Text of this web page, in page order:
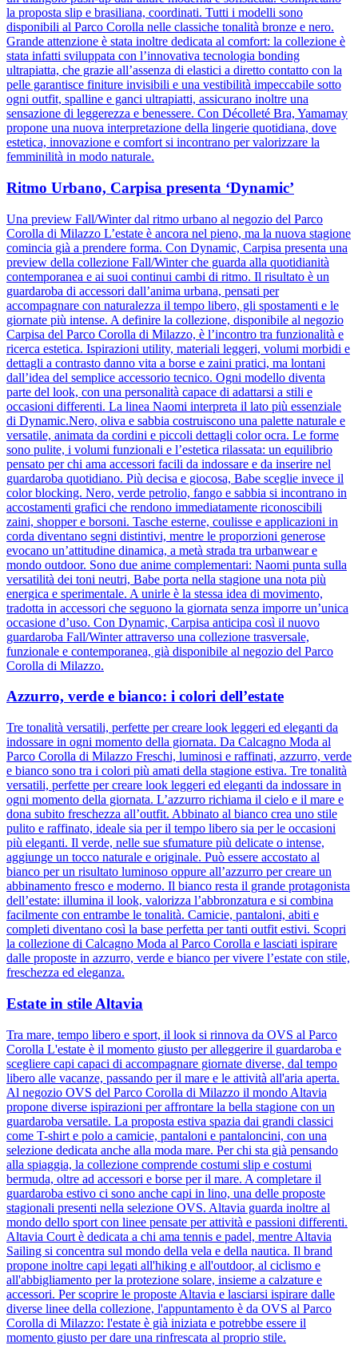
la proposta slip e brasiliana, coordinati. Tutti i modelli sono
disponibili al Parco Corolla nelle classiche tonalità bronze e nero.
Grande attenzione è stata inoltre dedicata al comfort: la collezione è
stata infatti sviluppata con l’innovativa tecnologia bonding
ultrapiatta, che grazie all’assenza di elastici a diretto contatto con la
pelle garantisce finiture invisibili e una vestibilità impeccabile sotto
ogni outfit, spalline e ganci ultrapiatti, assicurano inoltre una
sensazione di leggerezza e benessere. Con Décolleté Bra, Yamamay
propone una nuova interpretazione della lingerie quotidiana, dove
estetica, innovazione e comfort si incontrano per valorizzare la
femminilità in modo naturale.
Ritmo Urbano, Carpisa presenta ‘Dynamic’
Una preview Fall/Winter dal ritmo urbano al negozio del Parco
Corolla di Milazzo L’estate è ancora nel pieno, ma la nuova stagione
comincia già a prendere forma. Con Dynamic, Carpisa presenta una
preview della collezione Fall/Winter che guarda alla quotidianità
contemporanea e ai suoi continui cambi di ritmo. Il risultato è un
guardaroba di accessori dall’anima urbana, pensati per
accompagnare con naturalezza il tempo libero, gli spostamenti e le
giornate più intense. A definire la collezione, disponibile al negozio
Carpisa del Parco Corolla di Milazzo, è l’incontro tra funzionalità e
ricerca estetica. Ispirazioni utility, materiali leggeri, volumi morbidi e
dettagli a contrasto danno vita a borse e zaini pratici, ma lontani
dall’idea del semplice accessorio tecnico. Ogni modello diventa
parte del look, con una personalità capace di adattarsi a stili e
occasioni differenti. La linea Naomi interpreta il lato più essenziale
di Dynamic.Nero, oliva e sabbia costruiscono una palette naturale e
versatile, animata da cordini e piccoli dettagli color ocra. Le forme
sono pulite, i volumi funzionali e l’estetica rilassata: un equilibrio
pensato per chi ama accessori facili da indossare e da inserire nel
guardaroba quotidiano. Più decisa e giocosa, Babe sceglie invece il
color blocking. Nero, verde petrolio, fango e sabbia si incontrano in
accostamenti grafici che rendono immediatamente riconoscibili
zaini, shopper e borsoni. Tasche esterne, coulisse e applicazioni in
corda diventano segni distintivi, mentre le proporzioni generose
evocano un’attitudine dinamica, a metà strada tra urbanwear e
mondo outdoor. Sono due anime complementari: Naomi punta sulla
versatilità dei toni neutri, Babe porta nella stagione una nota più
energica e sperimentale. A unirle è la stessa idea di movimento,
tradotta in accessori che seguono la giornata senza imporre un’unica
occasione d’uso. Con Dynamic, Carpisa anticipa così il nuovo
guardaroba Fall/Winter attraverso una collezione trasversale,
funzionale e contemporanea, già disponibile al negozio del Parco
Corolla di Milazzo.
Azzurro, verde e bianco: i colori dell’estate
Tre tonalità versatili, perfette per creare look leggeri ed eleganti da
indossare in ogni momento della giornata. Da Calcagno Moda al
Parco Corolla di Milazzo Freschi, luminosi e raffinati, azzurro, verde
e bianco sono tra i colori più amati della stagione estiva. Tre tonalità
versatili, perfette per creare look leggeri ed eleganti da indossare in
ogni momento della giornata. L’azzurro richiama il cielo e il mare e
dona subito freschezza all’outfit. Abbinato al bianco crea uno stile
pulito e raffinato, ideale sia per il tempo libero sia per le occasioni
più eleganti. Il verde, nelle sue sfumature più delicate o intense,
aggiunge un tocco naturale e originale. Può essere accostato al
bianco per un risultato luminoso oppure all’azzurro per creare un
abbinamento fresco e moderno. Il bianco resta il grande protagonista
dell’estate: illumina il look, valorizza l’abbronzatura e si combina
facilmente con entrambe le tonalità. Camicie, pantaloni, abiti e
completi diventano così la base perfetta per tanti outfit estivi. Scopri
la collezione di Calcagno Moda al Parco Corolla e lasciati ispirare
dalle proposte in azzurro, verde e bianco per vivere l’estate con stile,
freschezza ed eleganza.
Estate in stile Altavia
Tra mare, tempo libero e sport, il look si rinnova da OVS al Parco
Corolla L'estate è il momento giusto per alleggerire il guardaroba e
scegliere capi capaci di accompagnare giornate diverse, dal tempo
libero alle vacanze, passando per il mare e le attività all'aria aperta.
Al negozio OVS del Parco Corolla di Milazzo il mondo Altavia
propone diverse ispirazioni per affrontare la bella stagione con un
guardaroba versatile. La proposta estiva spazia dai grandi classici
come T-shirt e polo a camicie, pantaloni e pantaloncini, con una
selezione dedicata anche alla moda mare. Per chi sta già pensando
alla spiaggia, la collezione comprende costumi slip e costumi
bermuda, oltre ad accessori e borse per il mare. A completare il
guardaroba estivo ci sono anche capi in lino, una delle proposte
stagionali presenti nella selezione OVS. Altavia guarda inoltre al
mondo dello sport con linee pensate per attività e passioni differenti.
Altavia Court è dedicata a chi ama tennis e padel, mentre Altavia
Sailing si concentra sul mondo della vela e della nautica. Il brand
propone inoltre capi legati all'hiking e all'outdoor, al ciclismo e
all'abbigliamento per la protezione solare, insieme a calzature e
accessori. Per scoprire le proposte Altavia e lasciarsi ispirare dalle
diverse linee della collezione, l'appuntamento è da OVS al Parco
Corolla di Milazzo: l'estate è già iniziata e potrebbe essere il
momento giusto per dare una rinfrescata al proprio stile.